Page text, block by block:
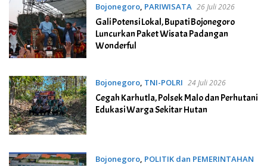
Bojonegoro, PARIWISATA 26 Juli 2026
Gali Potensi Lokal, Bupati Bojonegoro
Luncurkan Paket Wisata Padangan
Wonderful
Bojonegoro, TNI-POLRI 24 Juli 2026
Cegah Karhutla, Polsek Malo dan Perhutani
Edukasi Warga Sekitar Hutan
Bojonegoro, POLITIK dan PEMERINTAHAN